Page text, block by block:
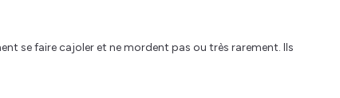
se faire cajoler et ne mordent pas ou très rarement. Ils